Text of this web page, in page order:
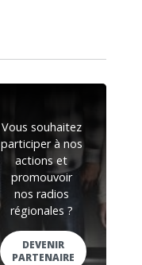
Vous souhaitez
participer à nos
actions et
promouvoir
nos radios
régionales ?
DEVENIR
PARTENAIRE